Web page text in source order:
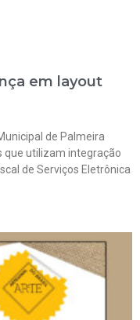
em layout
de Palmeira
que utilizam integração
de Serviços Eletrônica